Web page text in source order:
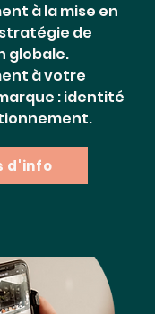
à la mise en
de
globale.
à votre
: identité
d'info